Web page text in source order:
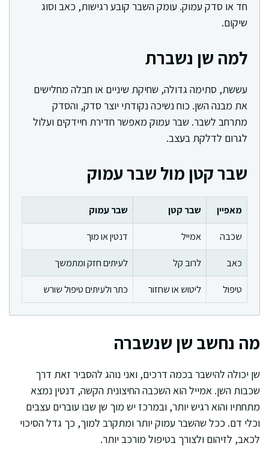
חד או סדק עמוק. עומק השבר קובע רגישות, כאב וסוג
שיקום.
למה שן נשברת
עששת, סתימה גדולה, שחיקת שיניים או חבלה מחלישים
את מבנה השן. כוח נשיכה נקודתי יוצר סדק, והסדק
מתרחב לשבר. שבר עמוק מאפשר חדירת חיידקים ועלול
לגרום לדלקת בעצב.
שבר קטן מול שבר עמוק
מאפיין שבר קטן
שבר עמוק
שכבה
אמייל
דנטין או מוך
כאב
לרוב קל
לעיתים חזק ומתמשך
טיפול
ליטוש או שחזור כתר ולעיתים טיפול שורש
מה נחשב שן שנשברה
שן יכולה להישבר בכמה דרכים, ואני נוהג להסביר זאת דרך
שכבות השן. אמייל הוא השכבה החיצונית הקשה, דנטין נמצא
מתחתיו והוא רגיש יותר, ובמרכז יש מוך שן שבו עוברים עצבים
וכלי דם. ככל שהשבר עמוק יותר ומתקרב למוך, כך גדל הסיכוי
לכאב, לזיהום ולצורך בטיפול מורכב יותר.